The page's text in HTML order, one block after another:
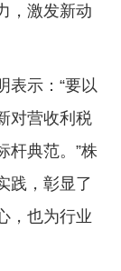
，激发新动
表示：“要以
对营收利税
杆典范。”株
践，彰显了
，也为行业